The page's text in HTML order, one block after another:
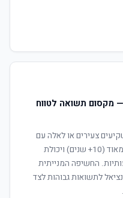
מקסום תשואה לטווח
צעירים או לאלה עם
אופק השקעה ארוך מאוד (10+ שנים) ויכולת
החשיפה המנייתית
לתשואות גבוהות לצד